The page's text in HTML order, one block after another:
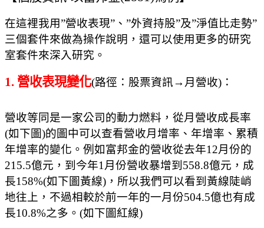
在這裡我用”營收表現” 、 ”外資持股”及”淨值比走勢”
三個套件來做為操作說明，還可以使用更多的研究
室套件來深入研究。
1. 營收表現變化(路徑：股票資訊→月營收) ：
營收等同是一家公司的動力燃料，從月營收成長率
(如下圖)的圖中可以查看營收月增率、年增率、累積
年增率的變化。例如富邦金的營收從去年12月份的
215.5億元，到今年1 月份營收暴增到 558.8億元，成
長158%(如下圖黃線) ，所以我們可以看到黃線陡峭
地往上，不過相較於前一年的一月份504.5億也有成
長10.8%之多。 (如下圖紅線)